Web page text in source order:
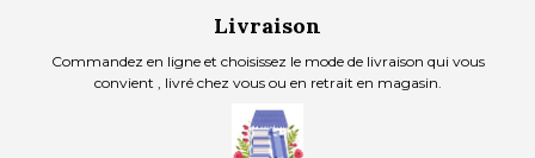
Livraison
Commandez en ligne et choisissez le mode de livraison qui vous
convient , livré chez vous ou en retrait en magasin.